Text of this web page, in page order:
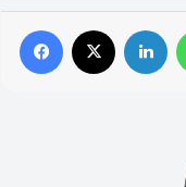
Facebook